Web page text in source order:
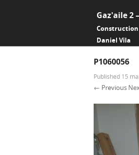
Gaz'aile 2
Construction
Daniel Vila
P1060056
Published 15
← Previous